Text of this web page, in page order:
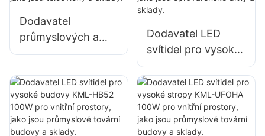
skladech atd.
Dodavatel
průmyslových a
důlních LED světel
pro vnitřní
prostory, jako jsou
tělocvičny a sklady.
Dodavatel LED
svítidel pro vysoké
stropy KML-HB50
150W pro vnitřní
prostory, jako jsou
opravárenské dílny
a sklady.